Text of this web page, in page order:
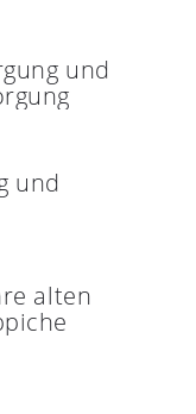
und
und
alten